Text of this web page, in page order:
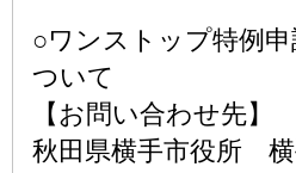
○ワンストップ特例
ついて
【お問い合わせ先】
秋田県横手市役所 横